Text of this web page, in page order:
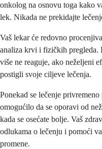
onkolog na osnovu toga kako
lek. Nikada ne prekidajte
Vaš lekar će redovno
analiza krvi i fizičkih pregleda.
više ne reaguje, ako neželjeni
postigli svoje ciljeve lečenja.
Ponekad se lečenje
omogućilo da se oporavi od
kada se osećate bolje. Vaš
odlukama o lečenju i pomoći
promene.